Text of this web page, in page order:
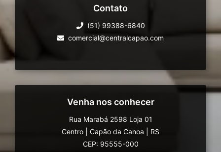
Contato
(51) 99388-6840
comercial@centralcapao.com
Venha nos conhecer
Rua Marabá 2598 Loja 01
Centro
Capão da Canoa
RS
CEP: 95555-000